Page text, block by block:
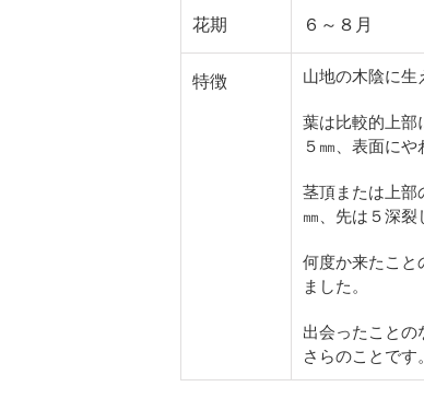
花期 ６～８月
特徴 山地の木陰に生
葉は比較的上部
５㎜、表面に
茎頂または上部
㎜、先は５深裂
何度か来たこと
ました。
出会ったこと
さらのことです。